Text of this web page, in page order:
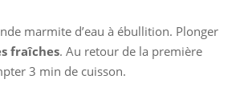
marmite d’eau à ébullition. Plonger
fraîches. Au retour de la première
3 min de cuisson.